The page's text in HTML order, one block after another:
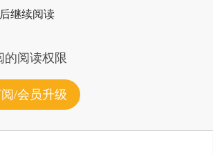
继续阅读
阅读权限
/会员升级